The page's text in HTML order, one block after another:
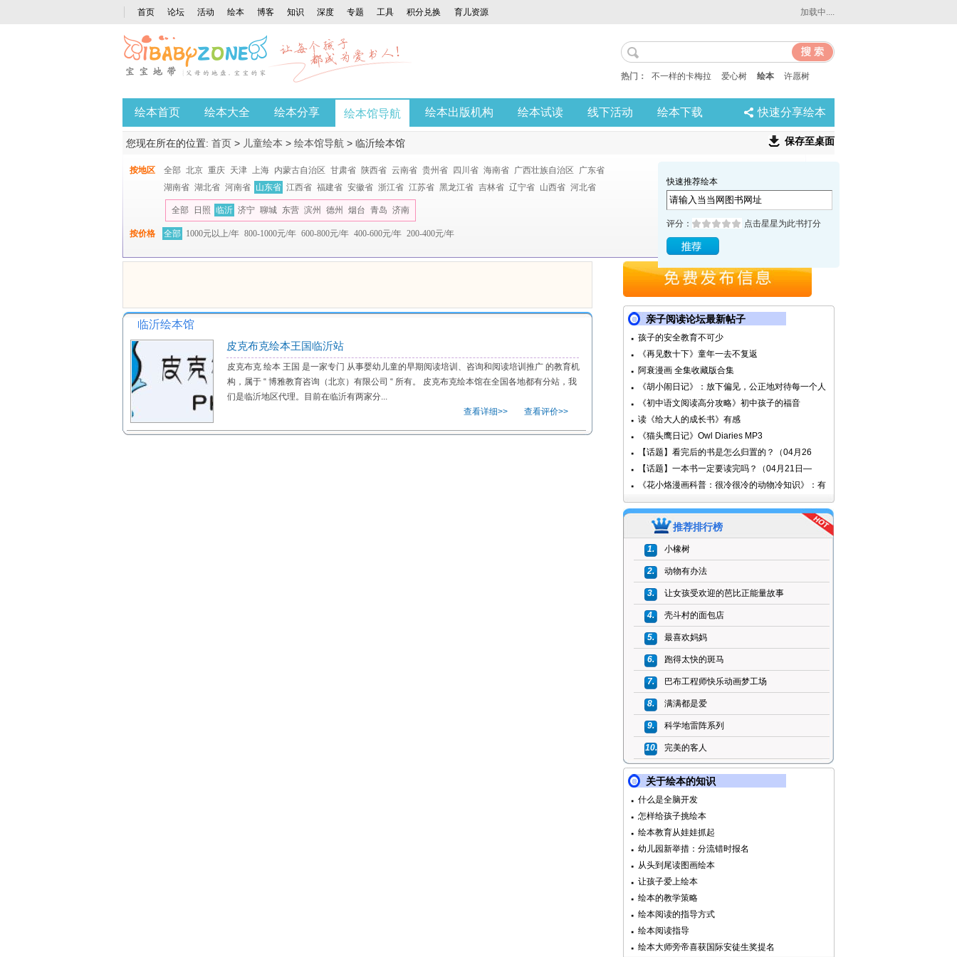
首页 论坛 活动 绘本 博客 知识 深度 专题 工具 积分兑换 育儿资源 加载中....
热门： 不一样的卡梅拉 爱心树 绘本 许愿树
绘本首页 绘本大全 绘本分享 绘本馆导航 绘本出版机构 绘本试读 线下活动 绘本下载 快速分享绘本
您现在所在的位置: 首页 > 儿童绘本 > 绘本馆导航 > 临沂绘本馆 保存至桌面
按地区 全部 北京 重庆 天津 上海 内蒙古自治区 甘肃省 陕西省 云南省 贵州省 四川省 海南省 广西壮族自治区
广东省
湖南省 湖北省 河南省 山东省 江西省 福建省 安徽省 浙江省 江苏省 黑龙江省 吉林省 辽宁省 山西省 河北省
全部 日照 临沂 济宁 聊城 东营 滨州 德州 烟台 青岛 济南
按价格 全部 1000元以上/年 800-1000元/年 600-800元/年 400-600元/年 200-400元/年
快速推荐绘本
评分： 点击星星为此书打分
临沂绘本馆
皮克布克绘本王国临沂站
皮克布克 绘本 王国 是一家专门 从事婴幼儿童的早期阅读培训、咨询和阅读培训推广 的教育机
构，属于 “ 博雅教育咨询（北京）有限公司 “ 所有。 皮克布克绘本馆在全国各地都有分站，我
们是临沂地区代理。目前在临沂有两家分...
查看详细>>
查看评价>>
亲子阅读论坛最新帖子
孩子的安全教育不可少
《再见数十下》童年一去不复返
阿衰漫画 全集收藏版合集
《胡小闹日记》：放下偏见，公正地对待每一个人
《初中语文阅读高分攻略》初中孩子的福音
读《给大人的成长书》有感
《猫头鹰日记》Owl Diaries MP3
【话题】看完后的书是怎么归置的？（04月26
【话题】一本书一定要读完吗？（04月21日—
《花小烙漫画科普：很冷很冷的动物冷知识》：有
推荐排行榜
1. 小橡树
2. 动物有办法
3. 让女孩受欢迎的芭比正能量故事
4. 壳斗村的面包店
5. 最喜欢妈妈
6. 跑得太快的斑马
7. 巴布工程师快乐动画梦工场
8. 满满都是爱
9. 科学地雷阵系列
10. 完美的客人
关于绘本的知识
什么是全脑开发
怎样给孩子挑绘本
绘本教育从娃娃抓起
幼儿园新举措：分流错时报名
从头到尾读图画绘本
让孩子爱上绘本
绘本的教学策略
绘本阅读的指导方式
绘本阅读指导
绘本大师旁帝喜获国际安徒生奖提名